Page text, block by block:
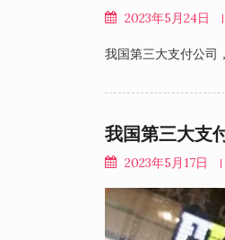
2023年5月24日
我国第三大支付公司
我国第三大支
2023年5月17日